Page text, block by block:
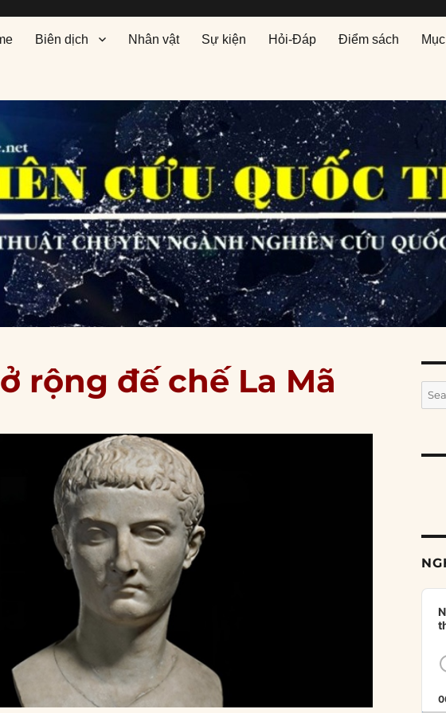
Biên dịch Nhân vật Sự kiện Hỏi-Đáp Điểm sách
rộng đế chế La Mã
for:
Audio